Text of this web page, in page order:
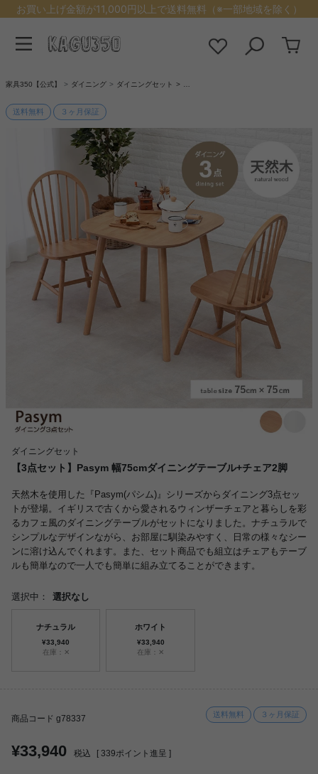
お買い上げ金額が11,000円以上で送料無料（※一部地域を除く）
家具350【公式】 ダイニング ダイニングセット
送料無料 ３ヶ月保証
ダイニングセット
【3点セット】Pasym 幅75cmダイニングテーブル+チェア2脚
天然木を使用した『Pasym(パシム)』シリーズからダイニング3点セッ
トが登場。イギリスで古くから愛されるウィンザーチェアと暮らしを彩
るカフェ風のダイニングテーブルがセットになりました。ナチュラルで
シンプルなデザインながら、お部屋に馴染みやすく、日常の様々なシー
ンに溶け込んでくれます。また、セット商品でも組立はチェアもテーブ
ルも簡単なので一人でも簡単に組み立てることができます。
選択中： 選択なし
ナチュラル
¥33,940
在庫：✕
ホワイト
¥33,940
在庫：✕
商品コード g78337 送料無料 ３ヶ月保証
¥33,940 税込 [ 339ポイント進呈 ]